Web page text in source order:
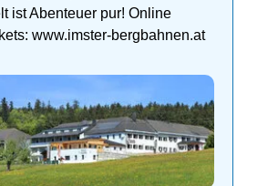
ist Abenteuer pur! Online
www.imster-bergbahnen.at